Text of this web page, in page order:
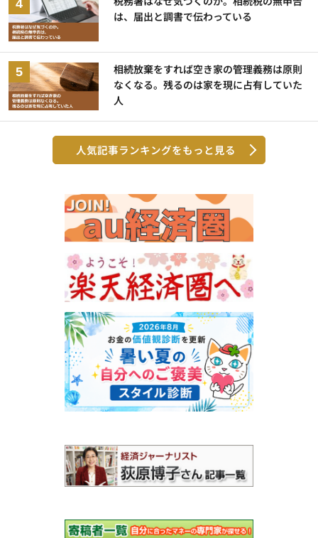
は、届出と調書で伝わっている
相続放棄をすれば空き家の管理義務は原則
なくなる。残るのは家を現に占有していた
人
人気記事ランキングをもっと見る